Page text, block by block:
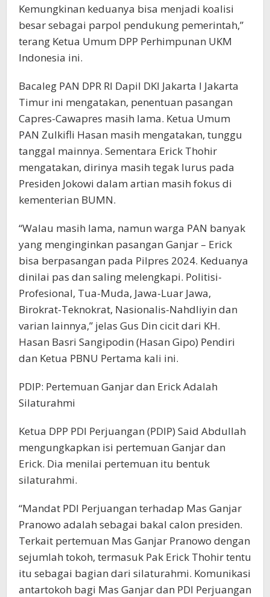
Kemungkinan keduanya bisa menjadi koalisi
besar sebagai parpol pendukung pemerintah,”
terang Ketua Umum DPP Perhimpunan UKM
Indonesia ini.
Bacaleg PAN DPR RI Dapil DKI Jakarta I Jakarta
Timur ini mengatakan, penentuan pasangan
Capres-Cawapres masih lama. Ketua Umum
PAN Zulkifli Hasan masih mengatakan, tunggu
tanggal mainnya. Sementara Erick Thohir
mengatakan, dirinya masih tegak lurus pada
Presiden Jokowi dalam artian masih fokus di
kementerian BUMN.
“Walau masih lama, namun warga PAN banyak
yang menginginkan pasangan Ganjar – Erick
bisa berpasangan pada Pilpres 2024. Keduanya
dinilai pas dan saling melengkapi. Politisi-
Profesional, Tua-Muda, Jawa-Luar Jawa,
Birokrat-Teknokrat, Nasionalis-Nahdliyin dan
varian lainnya,” jelas Gus Din cicit dari KH.
Hasan Basri Sangipodin (Hasan Gipo) Pendiri
dan Ketua PBNU Pertama kali ini.
PDIP: Pertemuan Ganjar dan Erick Adalah
Silaturahmi
Ketua DPP PDI Perjuangan (PDIP) Said Abdullah
mengungkapkan isi pertemuan Ganjar dan
Erick. Dia menilai pertemuan itu bentuk
silaturahmi.
“Mandat PDI Perjuangan terhadap Mas Ganjar
Pranowo adalah sebagai bakal calon presiden.
Terkait pertemuan Mas Ganjar Pranowo dengan
sejumlah tokoh, termasuk Pak Erick Thohir tentu
itu sebagai bagian dari silaturahmi. Komunikasi
antartokoh bagi Mas Ganjar dan PDI Perjuangan